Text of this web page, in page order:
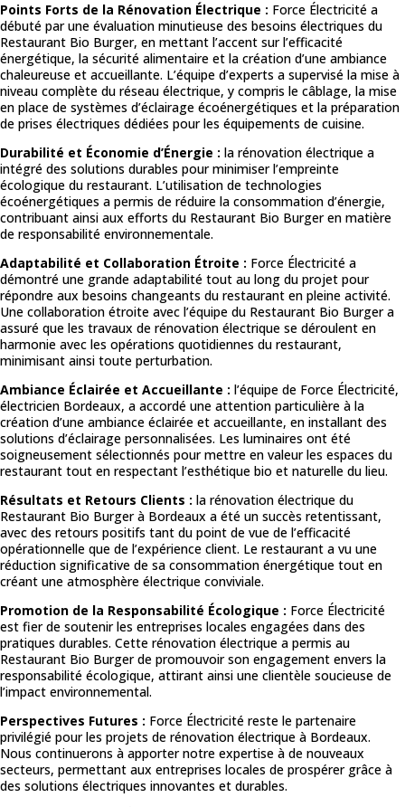
Points Forts de la Rénovation Électrique : Force Électricité a
débuté par une évaluation minutieuse des besoins électriques du
Restaurant Bio Burger, en mettant l’accent sur l’efficacité
énergétique, la sécurité alimentaire et la création d’une ambiance
chaleureuse et accueillante. L’équipe d’experts a supervisé la mise à
niveau complète du réseau électrique, y compris le câblage, la mise
en place de systèmes d’éclairage écoénergétiques et la préparation
de prises électriques dédiées pour les équipements de cuisine.
Durabilité et Économie d’Énergie : la rénovation électrique a
intégré des solutions durables pour minimiser l’empreinte
écologique du restaurant. L’utilisation de technologies
écoénergétiques a permis de réduire la consommation d’énergie,
contribuant ainsi aux efforts du Restaurant Bio Burger en matière
de responsabilité environnementale.
Adaptabilité et Collaboration Étroite : Force Électricité a
démontré une grande adaptabilité tout au long du projet pour
répondre aux besoins changeants du restaurant en pleine activité.
Une collaboration étroite avec l’équipe du Restaurant Bio Burger a
assuré que les travaux de rénovation électrique se déroulent en
harmonie avec les opérations quotidiennes du restaurant,
minimisant ainsi toute perturbation.
Ambiance Éclairée et Accueillante : l’équipe de Force Électricité,
électricien Bordeaux, a accordé une attention particulière à la
création d’une ambiance éclairée et accueillante, en installant des
solutions d’éclairage personnalisées. Les luminaires ont été
soigneusement sélectionnés pour mettre en valeur les espaces du
restaurant tout en respectant l’esthétique bio et naturelle du lieu.
Résultats et Retours Clients : la rénovation électrique du
Restaurant Bio Burger à Bordeaux a été un succès retentissant,
avec des retours positifs tant du point de vue de l’efficacité
opérationnelle que de l’expérience client. Le restaurant a vu une
réduction significative de sa consommation énergétique tout en
créant une atmosphère électrique conviviale.
Promotion de la Responsabilité Écologique : Force Électricité
est fier de soutenir les entreprises locales engagées dans des
pratiques durables. Cette rénovation électrique a permis au
Restaurant Bio Burger de promouvoir son engagement envers la
responsabilité écologique, attirant ainsi une clientèle soucieuse de
l’impact environnemental.
Perspectives Futures : Force Électricité reste le partenaire
privilégié pour les projets de rénovation électrique à Bordeaux.
Nous continuerons à apporter notre expertise à de nouveaux
secteurs, permettant aux entreprises locales de prospérer grâce à
des solutions électriques innovantes et durables.